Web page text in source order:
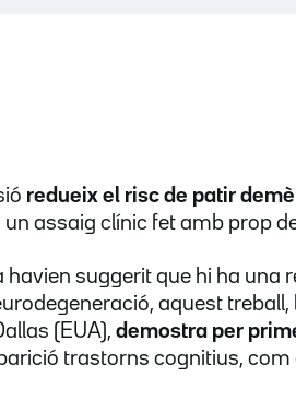
redueix el risc de patir
assaig clínic fet amb prop
havien suggerit que hi ha una
aquest
(EUA), demostra per
trastorns cognitius, com